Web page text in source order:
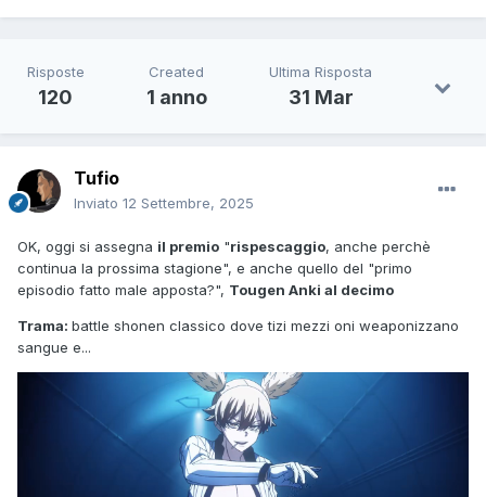
Risposte
120
Created
1 anno
Ultima Risposta
31 Mar
Tufio
Inviato 12 Settembre, 2025
OK, oggi si assegna il premio "rispescaggio, anche perchè
continua la prossima stagione", e anche quello del "primo
episodio fatto male apposta?", Tougen Anki al decimo
Trama: battle shonen classico dove tizi mezzi oni weaponizzano
sangue e...